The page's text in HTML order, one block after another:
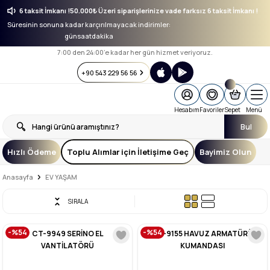
farksız 6 taksit İmkanı !50.000₺ Üzeri siparişlerinize vade farksız 6 taksit İmkanı
Süresinin sonuna kadar karçırılmayacak indirimler:
günsaatdakika
7:00 den 24:00’e kadar her gün hizmet veriyoruz.
+90 543 229 56 56
Bul
HesabımFavorilerSepet Menü
Hızlı Ödeme Toplu Alımlar için İletişime Geç Bayimiz Olun
Anasayfa EV YAŞAM
SIRALA
-%54 CT-9949 SERİNO EL
VANTİLATÖRÜ
-%54CT-9155 HAVUZ ARMATÜRÜ
KUMANDASI